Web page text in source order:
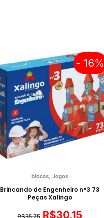
- 16%
blocos, Jogos
Brincando de Engenheiro n°3 73
Peças Xalingo
R$35,75 R$30,15